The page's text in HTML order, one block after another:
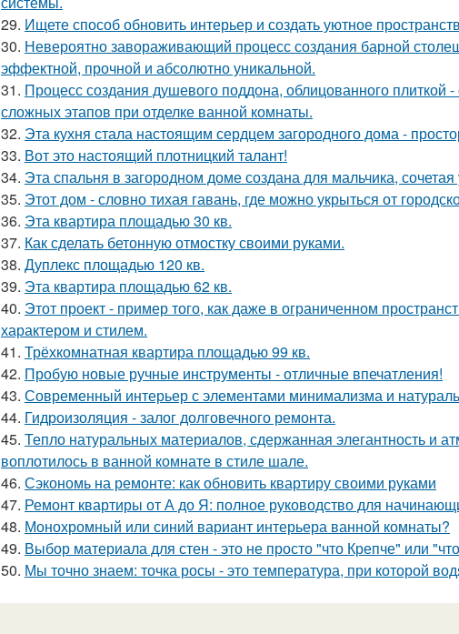
29. Ищете способ обновить интерьер и создать уютное
30. Невероятно завораживающий процесс создания барной
эффектной, прочной и абсолютно уникальной.
31. Процесс создания душевого поддона, облицованного плиткой
сложных этапов при отделке ванной комнаты.
32. Эта кухня стала настоящим сердцем загородного дома -
33. Вот это настоящий плотницкий талант!
34. Эта спальня в загородном доме создана для мальчика,
35. Этот дом - словно тихая гавань, где можно укрыться от
36. Эта квартира площадью 30 кв.
37. Как сделать бетонную отмостку своими руками.
38. Дуплекс площадью 120 кв.
39. Эта квартира площадью 62 кв.
40. Этот проект - пример того, как даже в ограниченном
характером и стилем.
41. Трёхкомнатная квартира площадью 99 кв.
42. Пробую новые ручные инструменты - отличные впечатления!
43. Современный интерьер с элементами минимализма и
44. Гидроизоляция - залог долговечного ремонта.
45. Тепло натуральных материалов, сдержанная элегантность и
воплотилось в ванной комнате в стиле шале.
46. Сэкономь на ремонте: как обновить квартиру своими руками
47. Ремонт квартиры от А до Я: полное руководство для
48. Монохромный или синий вариант интерьера ванной комнаты?
49. Выбор материала для стен - это не просто "что Крепче" или
50. Мы точно знаем: точка росы - это температура, при которой